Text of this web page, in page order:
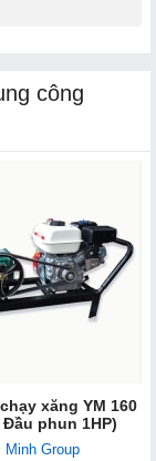
công
xăng YM 160
Đầu phun 1HP)
Minh Group